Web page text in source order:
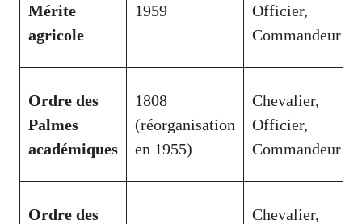
Mérite
agricole
1959
Officier,
Commandeur
Ordre des
Palmes
académiques
1808
(réorganisation
en 1955)
Chevalier,
Officier,
Commandeur
Ordre des
Chevalier,